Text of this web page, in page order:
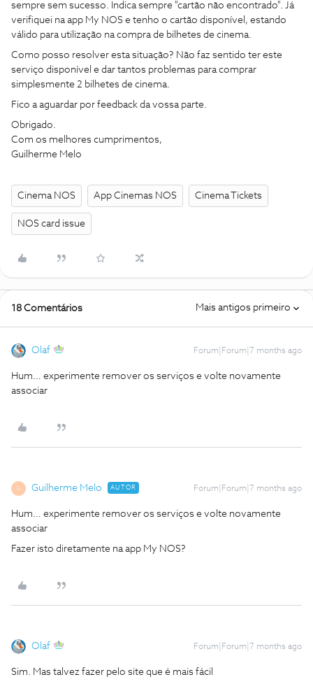
sempre sem sucesso. Indica sempre "cartão não encontrado". Já
verifiquei na app My NOS e tenho o cartão disponível, estando
válido para utilização na compra de bilhetes de cinema.
Como posso resolver esta situação? Não faz sentido ter este
serviço disponível e dar tantos problemas para comprar
simplesmente 2 bilhetes de cinema.
Fico a aguardar por feedback da vossa parte.
Obrigado.
Com os melhores cumprimentos,
Guilherme Melo
Cinema NOS App Cinemas NOS Cinema Tickets
NOS card issue
18 Comentários Mais antigos primeiro
Olaf Forum|Forum|7 months ago
Hum… experimente remover os serviços e volte novamente
associar
G Guilherme Melo AUTOR Forum|Forum|7 months ago
Hum… experimente remover os serviços e volte novamente
associar
Fazer isto diretamente na app My NOS?
Olaf Forum|Forum|7 months ago
Sim. Mas talvez fazer pelo site que é mais fácil